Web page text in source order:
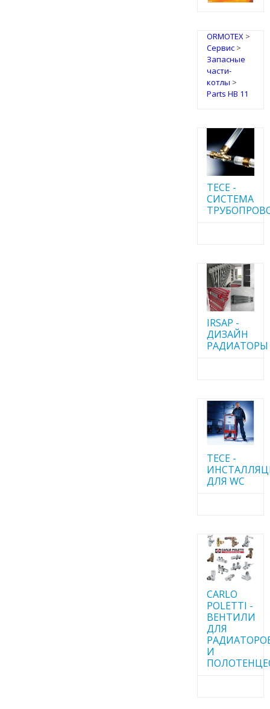
ORMOTEX>
Сервис>
Запасные
части-
котлы >
Parts HB 11
TECE -
CИСТЕМА
IRSAP -
ДИЗАЙН
РАДИАТОРЫ
TECE -
ДЛЯ WC
CARLO
POLETTI -
ВЕНТИЛИ
ДЛЯ
И